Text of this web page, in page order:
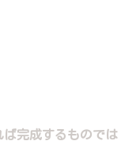
完成するものでは